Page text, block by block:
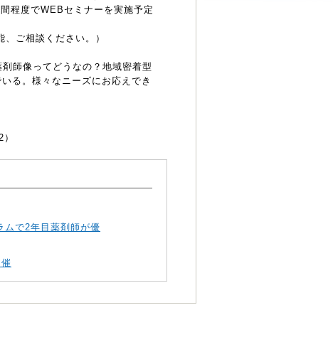
度でWEBセミナーを実施予定
ご相談ください。）
師像ってどうなの？地域密着型
る。様々なニーズにお応えでき
ムで2年目薬剤師が優